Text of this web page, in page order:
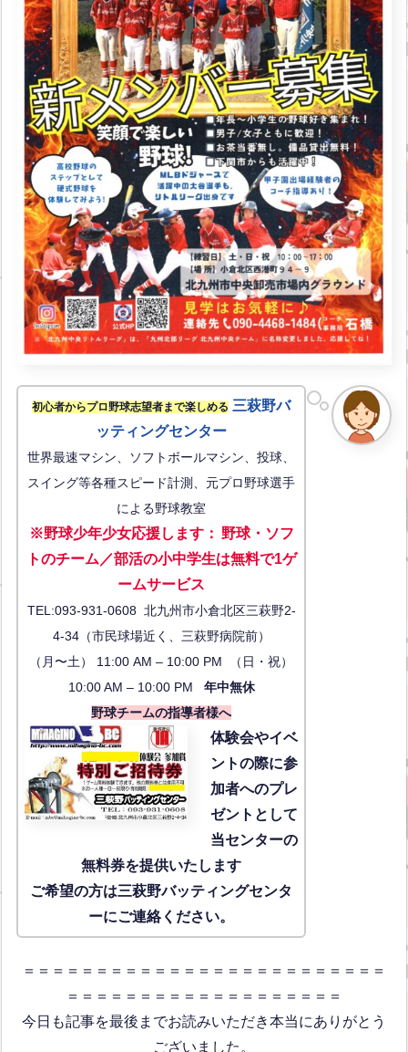
初心者からプロ野球志望者まで楽しめる 三萩野バ
ッティングセンター
世界最速マシン、ソフトボールマシン、投球、
スイング等各種スピード計測、元プロ野球選手
による野球教室
※野球少年少女応援します： 野球・ソフ
トのチーム／部活の小中学生は無料で1ゲ
ームサービス
TEL:093-931-0608 北九州市小倉北区三萩野2-
4-34（市民球場近く、三萩野病院前）
（月〜土） 11:00 AM – 10:00 PM （日・祝）
10:00 AM – 10:00 PM 年中無休
野球チームの指導者様へ
体験会やイベ
ントの際に参
加者へのプレ
ゼントとして
当センターの
無料券を提供いたします
ご希望の方は三萩野バッティングセンタ
ーにご連絡ください。
＝＝＝＝＝＝＝＝＝＝＝＝＝＝＝＝＝＝＝＝＝＝＝＝＝
＝＝＝＝＝＝＝＝＝＝＝＝＝＝＝＝＝＝＝
今日も記事を最後までお読みいただき本当にありがとう
ございました。